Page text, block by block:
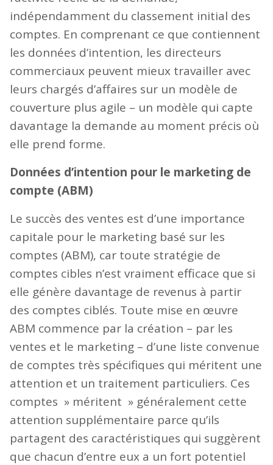
indépendamment du classement initial des
comptes. En comprenant ce que contiennent
les données d’intention, les directeurs
commerciaux peuvent mieux travailler avec
leurs chargés d’affaires sur un modèle de
couverture plus agile – un modèle qui capte
davantage la demande au moment précis où
elle prend forme.
Données d’intention pour le marketing de
compte (ABM)
Le succès des ventes est d’une importance
capitale pour le marketing basé sur les
comptes (ABM), car toute stratégie de
comptes cibles n’est vraiment efficace que si
elle génère davantage de revenus à partir
des comptes ciblés. Toute mise en œuvre
ABM commence par la création – par les
ventes et le marketing – d’une liste convenue
de comptes très spécifiques qui méritent une
attention et un traitement particuliers. Ces
comptes » méritent » généralement cette
attention supplémentaire parce qu’ils
partagent des caractéristiques qui suggèrent
que chacun d’entre eux a un fort potentiel